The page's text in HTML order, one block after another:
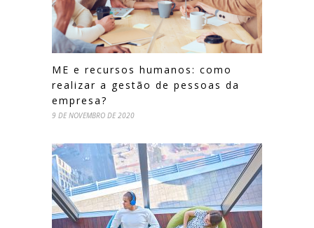
ME e recursos humanos: como
realizar a gestão de pessoas da
empresa?
9 DE NOVEMBRO DE 2020